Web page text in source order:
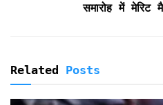
समारोह में
Related Posts